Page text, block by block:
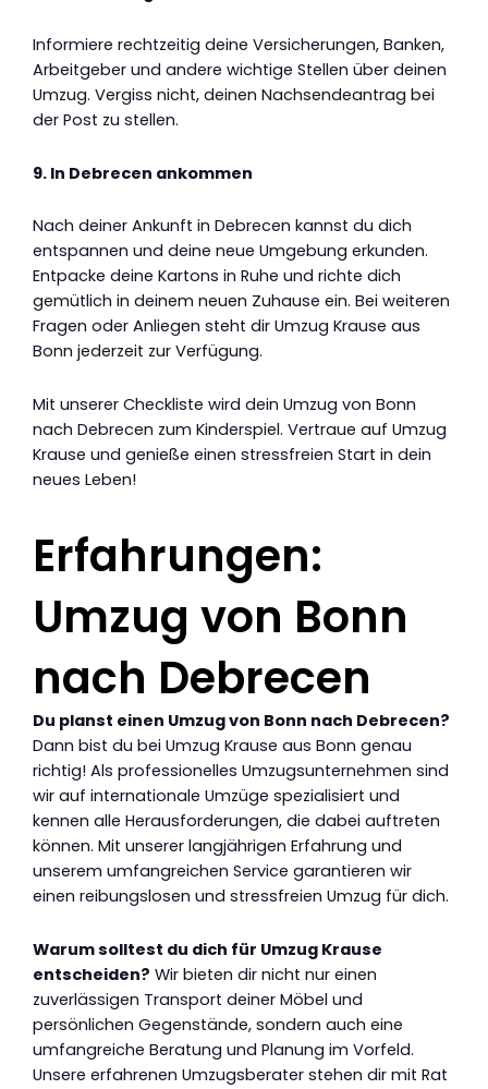
Informiere rechtzeitig deine Versicherungen, Banken,
Arbeitgeber und andere wichtige Stellen über deinen
Umzug. Vergiss nicht, deinen Nachsendeantrag bei
der Post zu stellen.
9. In Debrecen ankommen
Nach deiner Ankunft in Debrecen kannst du dich
entspannen und deine neue Umgebung erkunden.
Entpacke deine Kartons in Ruhe und richte dich
gemütlich in deinem neuen Zuhause ein. Bei weiteren
Fragen oder Anliegen steht dir Umzug Krause aus
Bonn jederzeit zur Verfügung.
Mit unserer Checkliste wird dein Umzug von Bonn
nach Debrecen zum Kinderspiel. Vertraue auf Umzug
Krause und genieße einen stressfreien Start in dein
neues Leben!
Erfahrungen:
Umzug von Bonn
nach Debrecen
Du planst einen Umzug von Bonn nach Debrecen?
Dann bist du bei Umzug Krause aus Bonn genau
richtig! Als professionelles Umzugsunternehmen sind
wir auf internationale Umzüge spezialisiert und
kennen alle Herausforderungen, die dabei auftreten
können. Mit unserer langjährigen Erfahrung und
unserem umfangreichen Service garantieren wir
einen reibungslosen und stressfreien Umzug für dich.
Warum solltest du dich für Umzug Krause
entscheiden? Wir bieten dir nicht nur einen
zuverlässigen Transport deiner Möbel und
persönlichen Gegenstände, sondern auch eine
umfangreiche Beratung und Planung im Vorfeld.
Unsere erfahrenen Umzugsberater stehen dir mit Rat